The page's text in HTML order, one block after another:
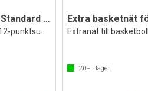
Basketnät Standard nylon 6 mm
20+i lager